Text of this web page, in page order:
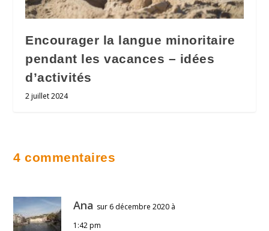
Encourager la langue minoritaire
pendant les vacances – idées
d’activités
2 juillet 2024
4 commentaires
Ana sur 6 décembre 2020 à
1:42 pm